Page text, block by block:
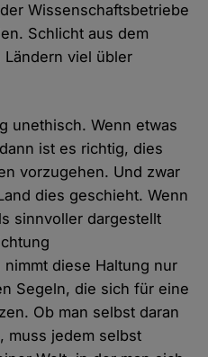
Wissenschaftsbetriebe
Schlicht aus dem
viel übler
unethisch. Wenn etwas
ist es richtig, dies
vorzugehen. Und zwar
dies geschieht. Wenn
sinnvoller dargestellt
diese Haltung nur
Segeln, die sich für eine
Ob man selbst daran
muss jedem selbst